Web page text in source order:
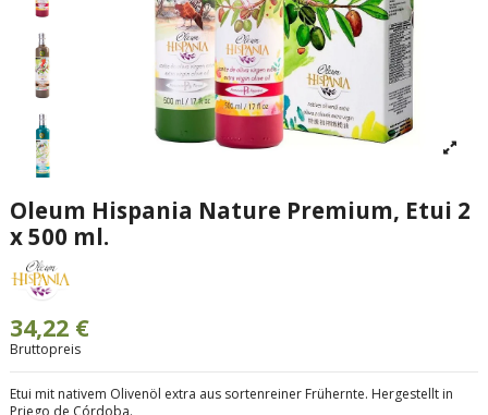
Oleum Hispania Nature Premium, Etui 2
x 500 ml.
34,22 €
Bruttopreis
Etui mit nativem Olivenöl extra aus sortenreiner Frühernte. Hergestellt in